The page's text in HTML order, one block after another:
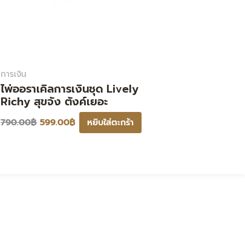
การเงิน
ไพ่ออราเคิลการเงินชุด Lively
Richy สุขจัง ตังค์เยอะ
790.00฿ 599.00฿ หยิบใส่ตะกร้า